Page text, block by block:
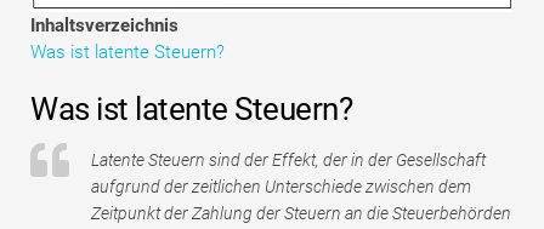
Tutorials zur Finanzmodellierung
Inhaltsverzeichnis
Was ist latente Steuern?
Was ist latente Steuern?
Latente Steuern sind der Effekt, der in der Gesellschaft
aufgrund der zeitlichen Unterschiede zwischen dem
Zeitpunkt der Zahlung der Steuern an die Steuerbehörden